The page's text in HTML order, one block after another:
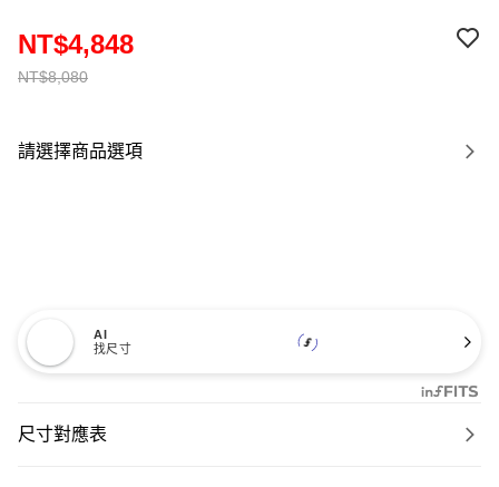
NT$8,080
NT$4,848
請選擇商品選項
AI
找尺寸
尺寸對應表